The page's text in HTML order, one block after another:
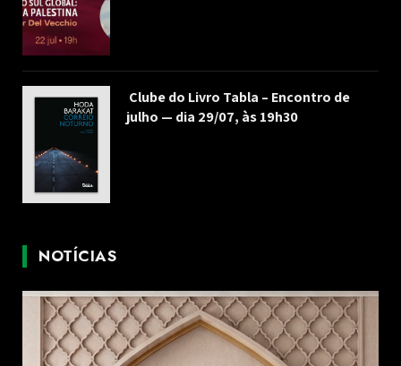
Clube do Livro Tabla – Encontro de
julho — dia 29/07, às 19h30
NOTÍCIAS